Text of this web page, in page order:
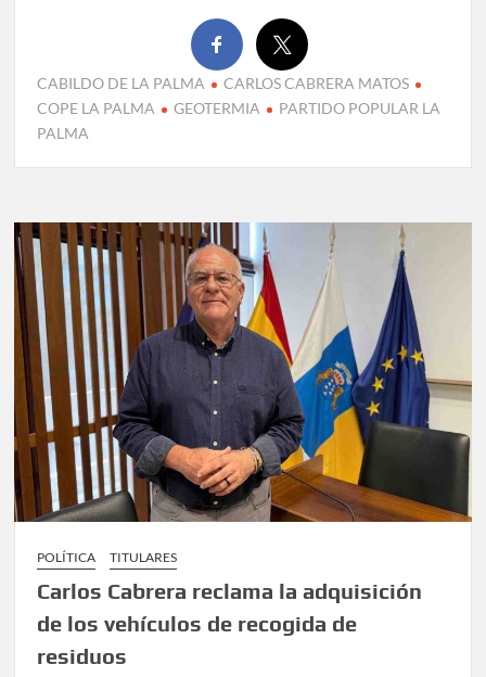
CABILDO DE LA PALMA
CARLOS CABRERA MATOS
COPE LA PALMA
GEOTERMIA
PARTIDO POPULAR LA
PALMA
POLÍTICA TITULARES
Carlos Cabrera reclama la adquisición
de los vehículos de recogida de
residuos